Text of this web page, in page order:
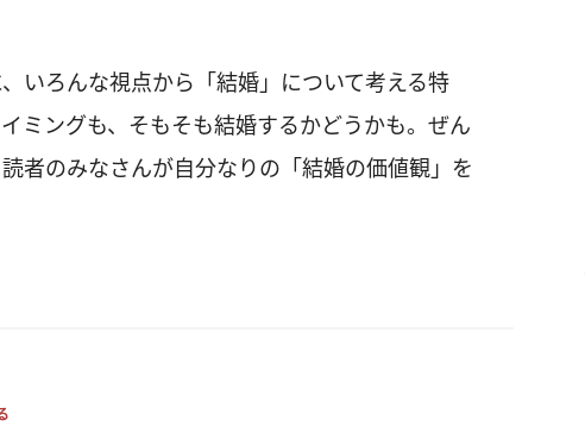
いろんな視点から「結婚」について考える特
ミングも、そもそも結婚するかどうかも。ぜん
者のみなさんが自分なりの「結婚の価値観」を